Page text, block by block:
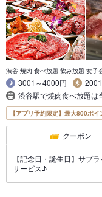
渋谷 焼肉 食べ放題 飲み放題 女子
3001～4000円
渋谷駅で焼肉食べ放題は
【アプリ予約限定】最大800ポ
クーポン
【記念日・誕生日】サプ
サービス♪